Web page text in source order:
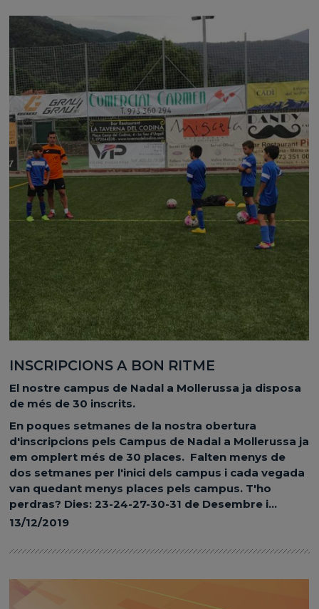
INSCRIPCIONS A BON RITME
El nostre campus de Nadal a Mollerussa ja disposa
de més de 30 inscrits.
En poques setmanes de la nostra obertura
d'inscripcions pels Campus de Nadal a Mollerussa ja
em omplert més de 30 places. Falten menys de
dos setmanes per l'inici dels campus i cada vegada
van quedant menys places pels campus. T'ho
perdras? Dies: 23-24-27-30-31 de Desembre i...
13/12/2019